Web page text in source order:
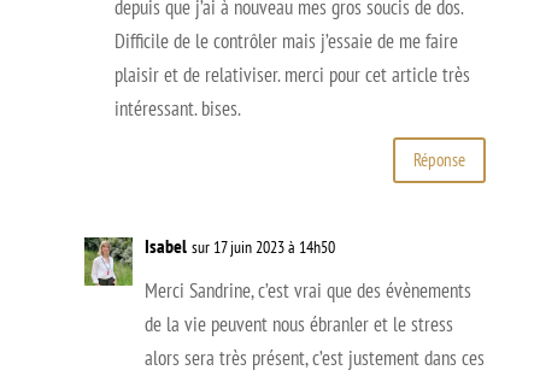
depuis que j’ai à nouveau mes gros soucis de dos.
Difficile de le contrôler mais j’essaie de me faire
plaisir et de relativiser. merci pour cet article très
intéressant. bises.
Réponse
Isabel sur 17 juin 2023 à 14h50
Merci Sandrine, c’est vrai que des évènements
de la vie peuvent nous ébranler et le stress
alors sera très présent, c’est justement dans ces